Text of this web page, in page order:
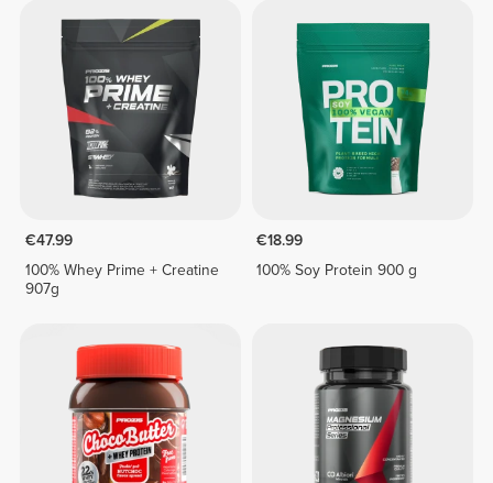
€47.99
100% Whey Prime + Creatine
907g
€18.99
100% Soy Protein 900 g